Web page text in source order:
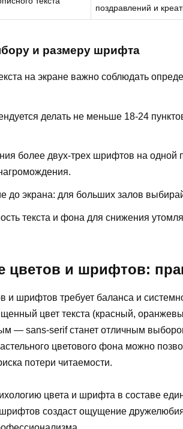
поздравлений и
и размеру шрифта
на экране важно соблюдать
делать не меньше 18-24
более двух-трех шрифтов на одной
до экрана: для больших залов
текста и фона для снижения
цветов и шрифтов:
и шрифтов требует баланса и
цвет текста (красный,
— sans-serif станет отличным
цветового фона можно
потери читаемости.
цвета и шрифта в составе
создаст ощущение